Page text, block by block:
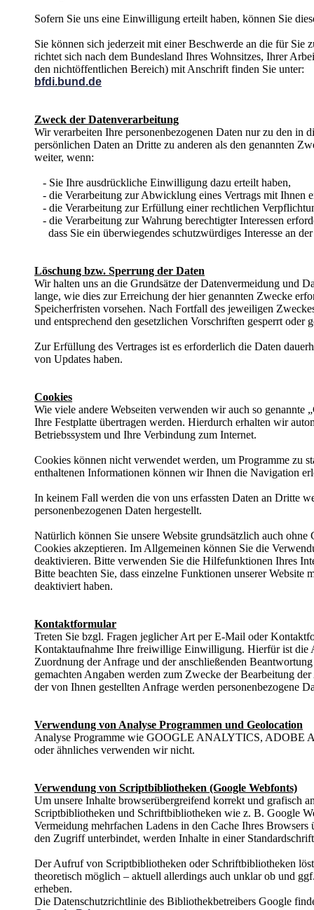
Sofern Sie uns eine Einwilligung erteilt haben, können Sie
Sie können sich jederzeit mit einer Beschwerde an die für Sie
richtet sich nach dem Bundesland Ihres Wohnsitzes, Ihrer
den nichtöffentlichen Bereich) mit Anschrift finden Sie unter:
bfdi.bund.de
Zweck der Datenverarbeitung
Wir verarbeiten Ihre personenbezogenen Daten nur zu den in
persönlichen Daten an Dritte zu anderen als den genannten
weiter, wenn:
- Sie Ihre ausdrückliche Einwilligung dazu erteilt haben,
- die Verarbeitung zur Abwicklung eines Vertrags mit Ihnen
- die Verarbeitung zur Erfüllung einer rechtlichen
- die Verarbeitung zur Wahrung berechtigter Interessen
dass Sie ein überwiegendes schutzwürdiges Interesse an
Löschung bzw. Sperrung der Daten
Wir halten uns an die Grundsätze der Datenvermeidung und
lange, wie dies zur Erreichung der hier genannten Zwecke
Speicherfristen vorsehen. Nach Fortfall des jeweiligen
und entsprechend den gesetzlichen Vorschriften gesperrt oder
Zur Erfüllung des Vertrages ist es erforderlich die Daten
von Updates haben.
Cookies
Wie viele andere Webseiten verwenden wir auch so genannte
Ihre Festplatte übertragen werden. Hierdurch erhalten wir
Betriebssystem und Ihre Verbindung zum Internet.
Cookies können nicht verwendet werden, um Programme zu
enthaltenen Informationen können wir Ihnen die Navigation
In keinem Fall werden die von uns erfassten Daten an Dritte
personenbezogenen Daten hergestellt.
Natürlich können Sie unsere Website grundsätzlich auch
Cookies akzeptieren. Im Allgemeinen können Sie die
deaktivieren. Bitte verwenden Sie die Hilfefunktionen Ihres
Bitte beachten Sie, dass einzelne Funktionen unserer
deaktiviert haben.
Kontaktformular
Treten Sie bzgl. Fragen jeglicher Art per E-Mail oder
Kontaktaufnahme Ihre freiwillige Einwilligung. Hierfür ist die
Zuordnung der Anfrage und der anschließenden
gemachten Angaben werden zum Zwecke der Bearbeitung
der von Ihnen gestellten Anfrage werden personenbezogene
Verwendung von Analyse Programmen und Geolocation
Analyse Programme wie GOOGLE ANALYTICS, ADOBE
oder ähnliches verwenden wir nicht.
Verwendung von Scriptbibliotheken (Google Webfonts)
Um unsere Inhalte browserübergreifend korrekt und grafisch
Scriptbibliotheken und Schriftbibliotheken wie z. B. Google
Vermeidung mehrfachen Ladens in den Cache Ihres
den Zugriff unterbindet, werden Inhalte in einer
Der Aufruf von Scriptbibliotheken oder Schriftbibliotheken
theoretisch möglich – aktuell allerdings auch unklar ob und
erheben.
Die Datenschutzrichtlinie des Bibliothekbetreibers Google